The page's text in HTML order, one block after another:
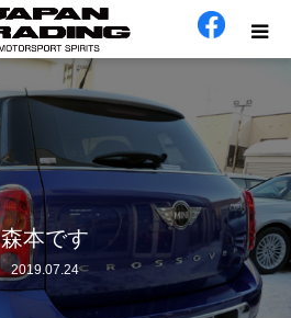
森本です
2019.07.24